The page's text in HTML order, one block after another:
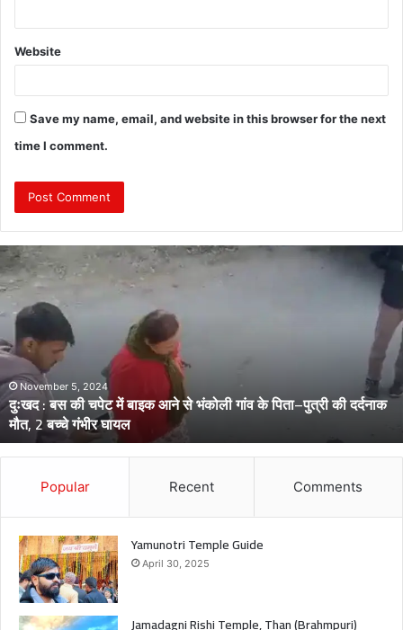
Website
Save my name, email, and website in this browser for the next
time I comment.
से भंकोली गांव के पिता–पुत्री की दर्दनाक
इ
ल
रो
वा
दुःखद :
गंभीर घायल,
Popular Recent Comments
Yamunotri Temple Guide
April 30, 2025
Jamadagni Rishi Temple, Than (Brahmpuri)